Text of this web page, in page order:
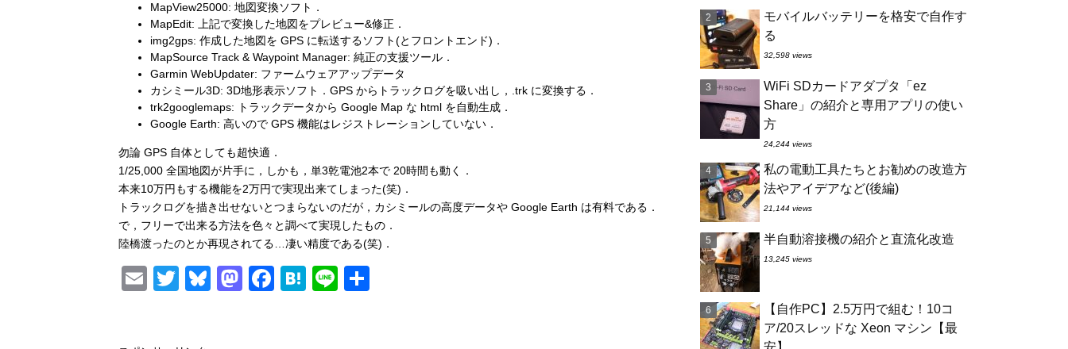
MapView25000: 地図変換ソフト．
MapEdit: 上記で変換した地図をプレビュー&修正．
img2gps: 作成した地図を GPS に転送するソフト(とフロントエンド)．
MapSource Track & Waypoint Manager: 純正の支援ツール．
Garmin WebUpdater: ファームウェアアップデータ
カシミール3D: 3D地形表示ソフト．GPS からトラックログを吸い出し，.trk に変換する．
trk2googlemaps: トラックデータから Google Map な html を自動生成．
Google Earth: 高いので GPS 機能はレジストレーションしていない．
勿論 GPS 自体としても超快適．
1/25,000 全国地図が片手に，しかも，単3乾電池2本で 20時間も動く．
本来10万円もする機能を2万円で実現出来てしまった(笑)．
トラックログを描き出せないとつまらないのだが，カシミールの高度データや Google Earth は有料である．
で，フリーで出来る方法を色々と調べて実現したもの．
陸橋渡ったのとか再現されてる…凄い精度である(笑)．
E
T
Bl
M
F
H
Li
モバイルバッテリーを格安で自作す
る
32,598 views
WiFi SDカードアダプタ「ez
Share」の紹介と専用アプリの使い
方
24,244 views
私の電動工具たちとお勧めの改造方
法やアイデアなど(後編)
21,144 views
半自動溶接機の紹介と直流化改造
13,245 views
【自作PC】2.5万円で組む！10コ
ア/20スレッドな Xeon マシン【最